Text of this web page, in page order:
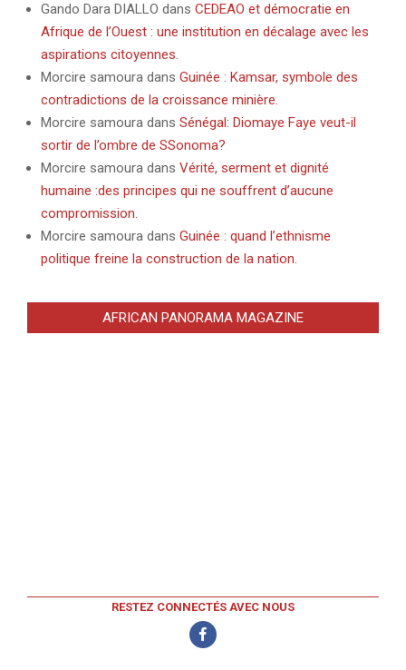
Gando Dara DIALLO dans CEDEAO et démocratie en
Afrique de l’Ouest : une institution en décalage avec les
aspirations citoyennes.
Morcire samoura dans Guinée : Kamsar, symbole des
contradictions de la croissance minière.
Morcire samoura dans Sénégal: Diomaye Faye veut-il
sortir de l’ombre de SSonoma?
Morcire samoura dans Vérité, serment et dignité
humaine :des principes qui ne souffrent d’aucune
compromission.
Morcire samoura dans Guinée : quand l’ethnisme
politique freine la construction de la nation.
AFRICAN PANORAMA MAGAZINE
RESTEZ CONNECTÉS AVEC NOUS